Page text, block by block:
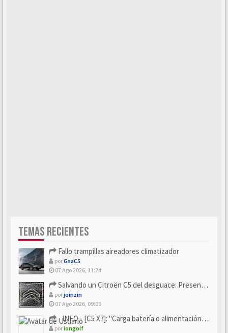
TEMAS RECIENTES
Fallo trampillas aireadores climatizador
porGsaC5
07 Ago 2026, 11:24
Salvando un Citroën C5 del desguace: Presentación y seguimiento
porjoinzin
07 Ago 2026, 09:09
- INFO - [C5 X7]: "Carga batería o alimentación eléctri...
poriongolf